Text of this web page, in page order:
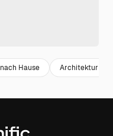
nach Hause Architektur